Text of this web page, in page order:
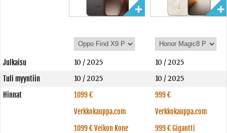
Julkaisu 10 / 2025
10 / 2025
Tuli myyntiin
10 / 2025
10 / 2025
Hinnat
1099 €
Verkkokauppa.com
1099 € Veikon Kone
999 €
Verkkokauppa.com
999 € Gigantti